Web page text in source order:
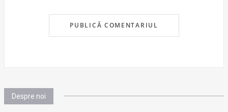
Despre noi